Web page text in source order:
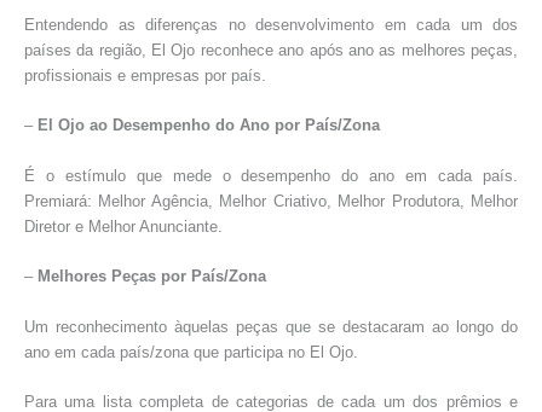
Entendendo as diferenças no desenvolvimento em cada um dos
países da região, El Ojo reconhece ano após ano as melhores peças,
profissionais e empresas por país.
– El Ojo ao Desempenho do Ano por País/Zona
É o estímulo que mede o desempenho do ano em cada país.
Premiará: Melhor Agência, Melhor Criativo, Melhor Produtora, Melhor
Diretor e Melhor Anunciante.
– Melhores Peças por País/Zona
Um reconhecimento àquelas peças que se destacaram ao longo do
ano em cada país/zona que participa no El Ojo.
Para uma lista completa de categorias de cada um dos prêmios e